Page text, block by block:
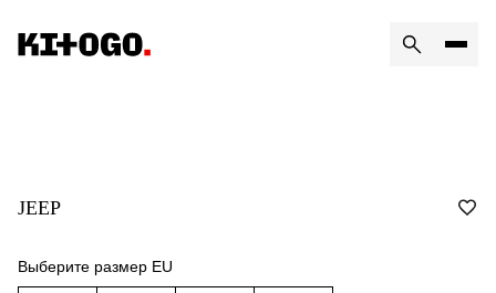
JEEP
Выберите размер EU